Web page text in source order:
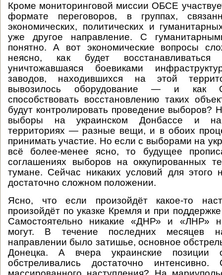
Кроме мониторинговой миссии ОБСЕ
формате переговоров, в группах,
экономических, политических и
уже другое направление. С
понятно. А вот экономические вопросы
неясно, как будет восстанавливаться
уничтожавшаяся боевиками
заводов, находившихся на этой
вывозилось оборудование — и как
способствовать восстановлению таких
будут контролировать проведение выборов?
выборы на украинском Донбассе и на
территориях — разные вещи, и в обоих
принимать участие. Но если с выборами на
всё более-менее ясно, то будущее
соглашениях выборов на оккупированных
тумане. Сейчас никаких условий для
достаточно сложном положении.
Ясно, что если произойдёт какое-то
произойдёт по указке Кремля и при
Самостоятельно никакие «ДНР» и «ЛНР»
могут. В течение последних месяцев
направлении было затишье, основное
Донецка. А вчера украинские позиции
обстреливались достаточно